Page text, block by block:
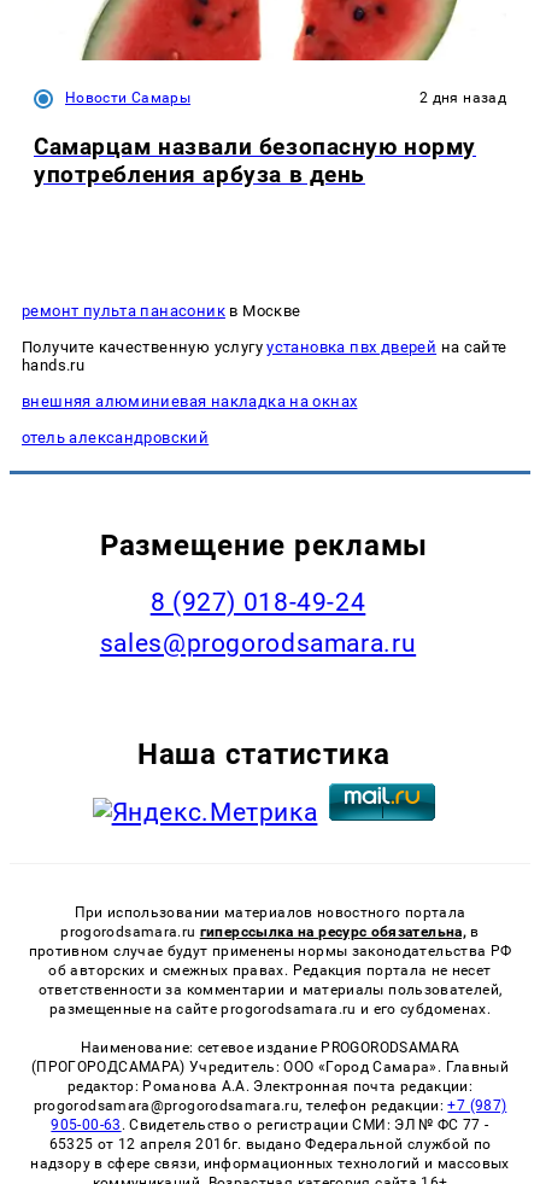
Новости Самары 2 дня назад
Самарцам назвали безопасную норму
употребления арбуза в день
ремонт пульта панасоникв Москве
Получите качественную услугуустановка пвх дверей на сайте
hands.ru
внешняя алюминиевая накладка на окнах
отель александровский
Размещение рекламы
8 (927) 018-49-24
sales@progorodsamara.ru
Наша статистика
При использовании материалов новостного портала
progorodsamara.ru гиперссылка на ресурс обязательна, в
противном случае будут применены нормы законодательства РФ
об авторских и смежных правах. Редакция портала не несет
ответственности за комментарии и материалы пользователей,
размещенные на сайте progorodsamara.ru и его субдоменах.
Наименование: сетевое издание PROGORODSAMARA
(ПРОГОРОДСАМАРА) Учредитель: ООО «Город Самара». Главный
редактор: Романова А.А. Электронная почта редакции:
progorodsamara@progorodsamara.ru, телефон редакции:+7 (987)
905-00-63 . Свидетельство о регистрации СМИ: ЭЛ № ФС 77 -
65325 от 12 апреля 2016г. выдано Федеральной службой по
надзору в сфере связи, информационных технологий и массовых